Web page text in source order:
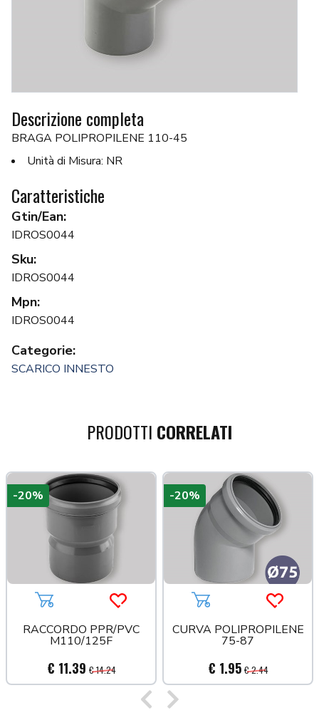
Descrizione completa
BRAGA POLIPROPILENE 110-45
Unità di Misura: NR
Caratteristiche
Gtin/Ean:
IDROS0044
Sku:
IDROS0044
Mpn:
IDROS0044
Categorie:
SCARICO INNESTO
PRODOTTI CORRELATI
più tardi
Aggiungi al carrelloAcquista più tardi
RACCORDO PPR/PVC
M110/125F
€ 11.39 € 14.24
-20%
Aggiungi al carrello
CURVA POLIPROPILENE
75-87
€ 1.95 € 2.44
-20%